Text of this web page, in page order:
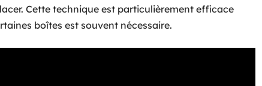
Cette technique est particulièrement efficace
boîtes est souvent nécessaire.